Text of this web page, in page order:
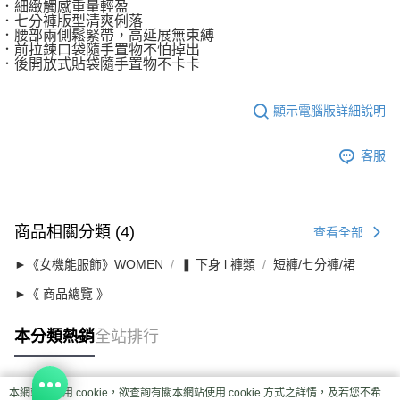
．細緻觸感重量輕盈
．七分褲版型清爽俐落
．腰部兩側鬆緊帶，高延展無束縛
．前拉鍊口袋隨手置物不怕掉出
．後開放式貼袋隨手置物不卡卡
顯示電腦版詳細說明
客服
商品相關分類 (4) 查看全部
►《女機能服飾》WOMEN ❚ 下身 l 褲類 短褲/七分褲/裙
►《 商品總覽 》
本分類熱銷全站排行
本網站中使用 cookie，欲查詢有關本網站使用 cookie 方式之詳情，及若您不希